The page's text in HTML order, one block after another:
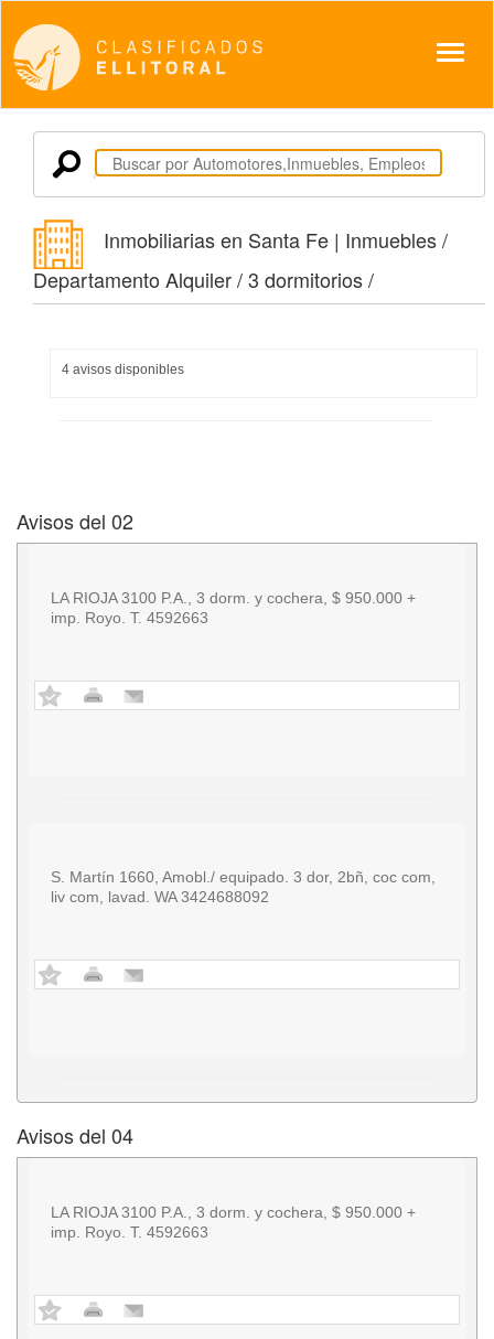
Inmobiliarias en Santa Fe | Inmuebles /
Departamento Alquiler / 3 dormitorios /
4 avisos disponibles
Avisos del 02
LA RIOJA 3100 P.A., 3 dorm. y cochera, $ 950.000 +
imp. Royo. T. 4592663
S. Martín 1660, Amobl./ equipado. 3 dor, 2bñ, coc com,
liv com, lavad. WA 3424688092
Avisos del 04
LA RIOJA 3100 P.A., 3 dorm. y cochera, $ 950.000 +
imp. Royo. T. 4592663